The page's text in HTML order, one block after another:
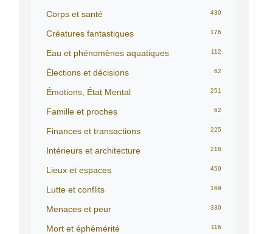
Corps et santé 430
Créatures fantastiques 176
Eau et phénomènes aquatiques 112
Élections et décisions 62
Émotions, État Mental 251
Famille et proches 62
Finances et transactions 225
Intérieurs et architecture 218
Lieux et espaces 459
Lutte et conflits 169
Menaces et peur 330
Mort et éphémérité 116